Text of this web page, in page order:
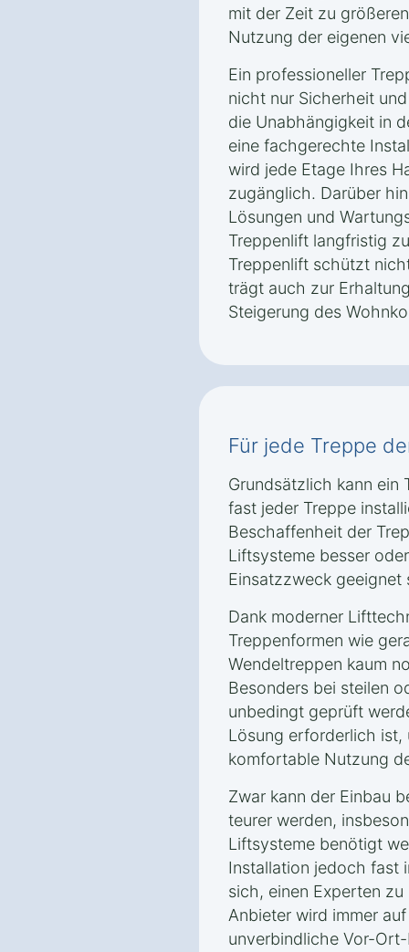
mit der Zeit zu
Nutzung der eigenen
Ein professioneller
nicht nur Sicherheit
die Unabhängigkeit in
eine fachgerechte
wird jede Etage Ihres
zugänglich. Darüber
Lösungen und
Treppenlift langfristig
Treppenlift schützt
trägt auch zur
Steigerung des
Für jede Treppe
Grundsätzlich kann ein
fast jeder Treppe
Beschaffenheit der
Liftsysteme besser
Einsatzzweck geeignet
Dank moderner
Treppenformen wie
Wendeltreppen kaum
Besonders bei steilen
unbedingt geprüft
Lösung erforderlich ist,
komfortable Nutzung
Zwar kann der Einbau
teurer werden,
Liftsysteme benötigt
Installation jedoch fast
sich, einen Experten
Anbieter wird immer
unverbindliche Vor-